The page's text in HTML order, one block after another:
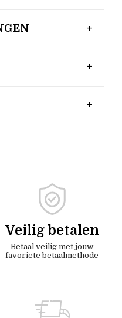
Veilig betalen
Betaal veilig met jouw
favoriete betaalmethode